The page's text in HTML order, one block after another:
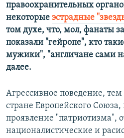
правоохранительных
некоторые эстрадные
том духе, что, мол, фанаты
показали "гейропе", кто
мужики", "англичане сами
далее.
Агрессивное поведение, тем
стране Европейского Союза,
проявление "патриотизма",
националистические и